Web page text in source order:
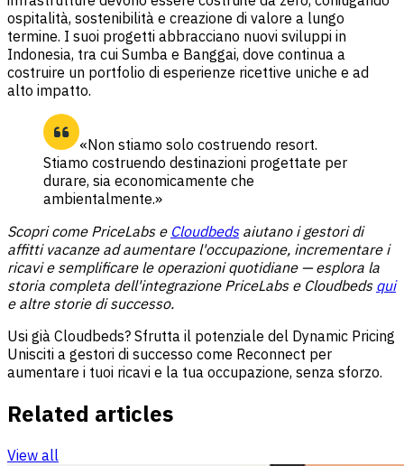
ospitalità, sostenibilità e creazione di valore a lungo
termine. I suoi progetti abbracciano nuovi sviluppi in
Indonesia, tra cui Sumba e Banggai, dove continua a
costruire un portfolio di esperienze ricettive uniche e ad
alto impatto.
«Non stiamo solo costruendo resort.
Stiamo costruendo destinazioni progettate per
durare, sia economicamente che
ambientalmente.»
Scopri come PriceLabs e Cloudbedsaiutano i gestori di
affitti vacanze ad aumentare l'occupazione, incrementare i
ricavi e semplificare le operazioni quotidiane — esplora la
storia completa dell'integrazione PriceLabs e Cloudbeds qui
e altre storie di successo.
Usi già Cloudbeds? Sfrutta il potenziale del Dynamic Pricing
Unisciti a gestori di successo come Reconnect per
aumentare i tuoi ricavi e la tua occupazione, senza sforzo.
Related articles
View all